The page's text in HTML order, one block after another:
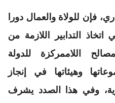
فإن للولاة والعمال دورا
اتخاذ التدابير اللازمة من
اللاممركزة للدولة
وهيئاتها في إنجاز
وفي هذا الصدد يشرف